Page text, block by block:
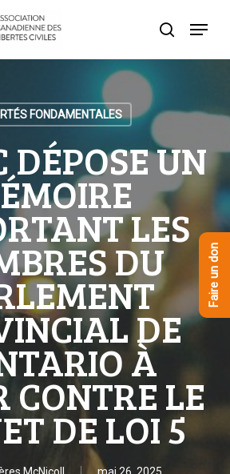
recherche
Menu
FONDAMENTALES
DÉPOSE UN
LES
DU
DE
À
CONTRE LE
DE LOI 5
Faire un don